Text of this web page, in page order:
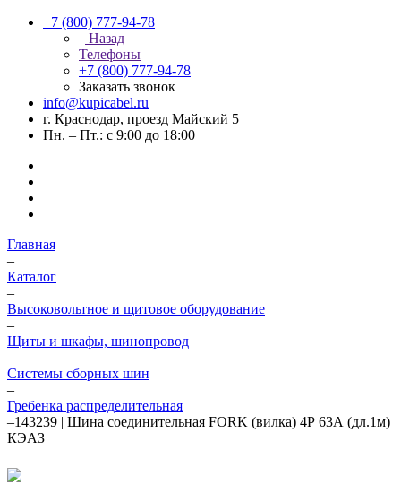
+7 (800) 777-94-78
Назад
Телефоны
+7 (800) 777-94-78
Заказать звонок
info@kupicabel.ru
г. Краснодар, проезд Майский 5
Пн. – Пт.: с 9:00 до 18:00
Главная
–
Каталог
–
Высоковольтное и щитовое оборудование
–
Щиты и шкафы, шинопровод
–
Системы сборных шин
–
Гребенка распределительная
–143239 | Шина соединительная FORK (вилка) 4Р 63А (дл.1м)
КЭАЗ